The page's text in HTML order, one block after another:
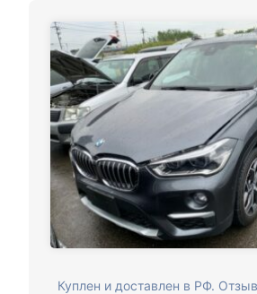
Куплен и доставлен в РФ.